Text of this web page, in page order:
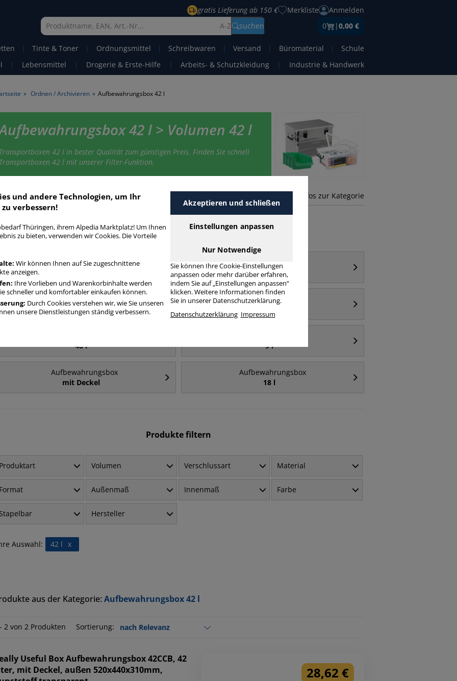
gratis Lieferung ab 150 € Merkliste
Anmelden
A-Z
suchen 0 |0,00 €
| Tinte & Toner | Ordnungsmittel | Schreibwaren | Versand | Büromaterial |
Schule
| Lebensmittel | Drogerie & Erste-Hilfe | Arbeits- & Schutzkleidung | Industrie & Handwerk
» Ordnen / Archivieren » Aufbewahrungsbox 42 l
42 l > Volumen 42 l
Transportboxen 42 l in bester Qualität zum günstigen Preis. Finden Sie schnell
Transportboxen 42 l mit unserer Filter-Funktion.
42 l mehr Infos zur Kategorie
Häufig gesucht
Aufbewahrungsbox
Aufbewahrungsbox
64 l
Aufbewahrungsbox
35 l
Aufbewahrungsbox
48 l
9 l
Aufbewahrungsbox
mit Deckel
Aufbewahrungsbox
18 l
Produkte filtern
Produktart Volumen Verschlussart Material
Format Außenmaß Innenmaß Farbe
Stapelbar Hersteller
Auswahl: x
42 l
aus der Kategorie: Aufbewahrungsbox 42 l
2 von 2 Produkten Sortierung:
Useful Box Aufbewahrungsbox 42CCB, 42
mit Deckel, außen 520x440x310mm,
28,62 €
und andere Technologien, um Ihr
verbessern!
Thüringen, ihrem Alpedia Marktplatz! Um Ihnen
zu bieten, verwenden wir Cookies. Die Vorteile
Wir können Ihnen auf Sie zugeschnittene
anzeigen.
Ihre Vorlieben und Warenkorbinhalte werden
schneller und komfortabler einkaufen können.
Durch Cookies verstehen wir, wie Sie unseren
unsere Dienstleistungen ständig verbessern.
Akzeptieren und schließen
Einstellungen anpassen
Nur Notwendige
Sie können Ihre Cookie-Einstellungen
anpassen oder mehr darüber erfahren,
indem Sie auf „Einstellungen anpassen“
klicken. Weitere Informationen finden
Sie in unserer Datenschutzerklärung.
Datenschutzerklärung Impressum